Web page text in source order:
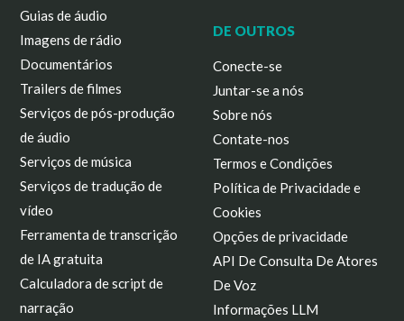
Guias de áudio
Imagens de rádio
Documentários
Trailers de filmes
Serviços de pós-produção
de áudio
Serviços de música
Serviços de tradução de
vídeo
Ferramenta de transcrição
de IA gratuita
Calculadora de script de
narração
DE OUTROS
Conecte-se
Juntar-se a nós
Sobre nós
Contate-nos
Termos e Condições
Política de Privacidade e
Cookies
Opções de privacidade
API De Consulta De Atores
De Voz
Informações LLM